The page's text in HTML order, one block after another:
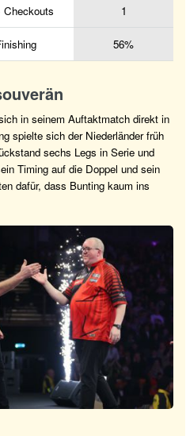
Checkouts 1
56%
in seinem Auftaktmatch direkt in
spielte sich der Niederländer früh
sechs Legs in Serie und
Timing auf die Doppel und sein
dafür, dass Bunting kaum ins